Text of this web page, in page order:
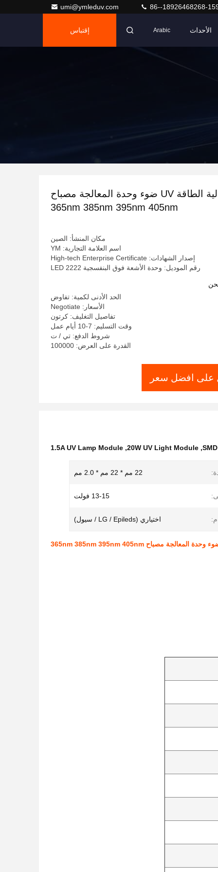
umi@ymleduv.com 86--18926468268-
الأحداث Arabic إقتباس
20W عالية الطاقة UV ضوء وحدة المعالجة مصباح
365nm 385nm 395nm 405nm
مكان المنشأ: الصين
اسم العلامة التجارية: YM
إصدار الشهادات: High-tech Enterprise Certificate
رقم الموديل: وحدة الأشعة فوق البنفسجية LED 2222
الحد الأدنى لكمية: تفاوض
الأسعار: Negotiate
تفاصيل التغليف: كرتون
وقت التسليم: 7-10 أيام عمل
شروط الدفع: تي / ت
القدرة على العرض: 100000
على افضل سعر
,
20W UV Light Module
,
1.5A UV Lamp Module
22 مم * 22 مم * 2.0 مم
13-15 فولت
اختياري (LG / Epileds / سيول)